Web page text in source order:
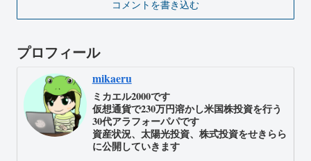
コメントを書き込む
プロフィール
mikaeru
ミカエル2000です
仮想通貨で230万円溶かし米国株投資を行う
30代アラフォーパパです
資産状況、太陽光投資、株式投資をせきらら
に公開していきます